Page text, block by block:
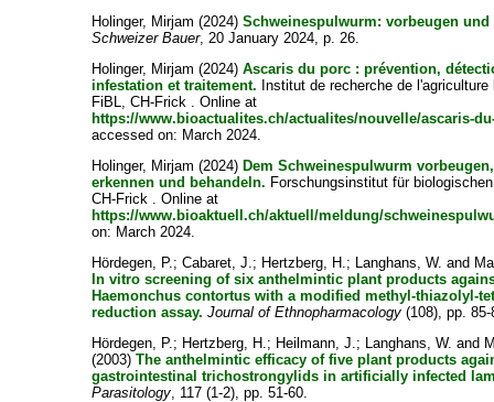
Holinger, Mirjam (2024)Schweinespulwurm: vorbeugen und
Schweizer Bauer, 20 January 2024, p. 26.
Holinger, Mirjam (2024)Ascaris du porc : prévention,
infestation et traitement. Institut de recherche de l'agriculture
FiBL, CH-Frick . Online at
https://www.bioactualites.ch/actualites/nouvelle/ascaris-
accessed on: March 2024.
Holinger, Mirjam (2024) Dem Schweinespulwurm
erkennen und behandeln. Forschungsinstitut für
CH-Frick . Online at
https://www.bioaktuell.ch/aktuell/meldung/
on: March 2024.
Hördegen, P.;Cabaret, J.; Hertzberg, H.; Langhans, W. and
In vitro screening of six anthelmintic plant products
Haemonchus contortus with a modified methyl-thiazolyl-
reduction assay. Journal of Ethnopharmacology (108), pp. 85-
Hördegen, P.; Hertzberg, H.; Heilmann, J.; Langhans, W. and
(2003)The anthelmintic efficacy of five plant products
gastrointestinal trichostrongylids in artificially infected
Parasitology, 117 (1-2), pp. 51-60.